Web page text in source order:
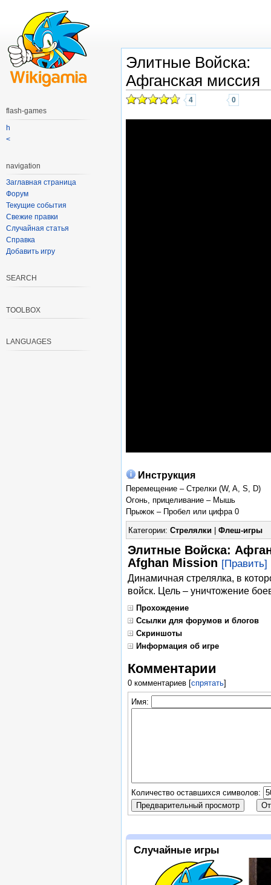
Элитные Войска:
Афганская миссия
4 0
Инструкция
Перемещение – Стрелки (W, A, S, D)
Огонь, прицеливание – Мышь
Прыжок – Пробел или цифра 0
Категории: Стрелялки Флеш-игры
Элитные Войска:
Afghan Mission [Править]
Динамичная стрелялка, в
войск. Цель – уничтожение
Прохождение
Ссылки для форумов и блогов
Скриншоты
Информация об игре
Комментарии
0 комментариев[спрятать]
Имя:
Количество оставшихся символов:
Случайные игры
flash-games
h
<
navigation
Заглавная страница
Форум
Текущие события
Свежие правки
Случайная статья
Справка
Добавить игру
SEARCH
TOOLBOX
LANGUAGES